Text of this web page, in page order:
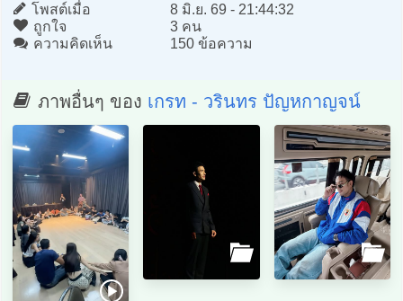
โพสต์เมื่อ
8 มิ.ย. 69 - 21:44:32
ถูกใจ
3 คน
ความคิดเห็น
150 ข้อความ
ภาพอื่นๆ ของ เกรท - วรินทร ปัญหกาญจน์